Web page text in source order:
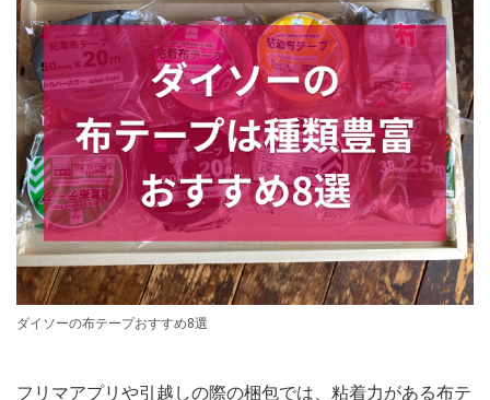
ダイソーの布テープおすすめ8選
フリマアプリや引越しの際の梱包では、粘着力がある布テ